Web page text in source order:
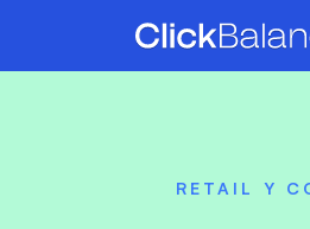
RETAIL Y